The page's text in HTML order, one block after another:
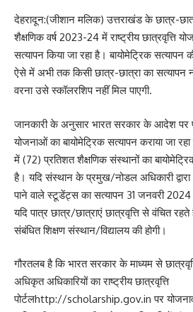
देहरादून:(जीशान मलिक) उत्तराखंड के छात्र-
शैक्षणिक वर्ष 2023-24 में राष्ट्रीय छात्रवृत्ति
सत्यापन किया जा रहा है। बायोमेट्रिक
ऐसे में अभी तक किसी छात्र-छात्रा का सत्यापन
वरना उसे स्कॉलरशिप नहींं मिल पाएगी.
जानकारी के अनुसार भारत सरकार के आदेश पर
योजनाओं का बायोमेट्रिक सत्यापन कराया जा
में (72) प्रतिशत शैक्षणिक संस्थानों का
है। यदि संस्थान के प्रमुख/नोडल अधिकारी
पाने वाले स्टूडेंट्स का सत्यापन 31 जनवरी
यदि पात्र छात्र/छात्राएं छात्रवृत्ति से वंचित रहते
संबंधित शिक्षण संस्थान/विद्यालय की होगी।
गौरतलब है कि भारत सरकार के माध्यम से
अधिकृत अधिकारियों का राष्ट्रीय छात्रवृत्ति
पोर्टलhttp://scholarship.gov.in पर